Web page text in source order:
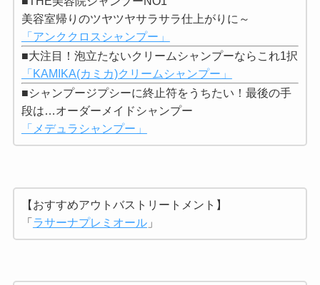
美容室帰りのツヤツヤサラサラ仕上がりに～
「アンククロスシャンプー」
■大注目！泡立たないクリームシャンプーならこれ1択
「KAMIKA(カミカ)クリームシャンプー」
■シャンプージプシーに終止符をうちたい！最後の手
段は…オーダーメイドシャンプー
「メデュラシャンプー」
【おすすめアウトバストリートメント】
「ラサーナプレミオール」